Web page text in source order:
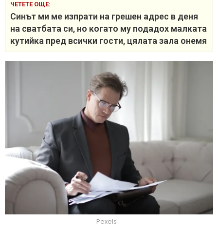
ЧЕТЕТЕ ОЩЕ:
Синът ми ме изпрати на грешен адрес в деня
на сватбата си, но когато му подадох малката
кутийка пред всички гости, цялата зала онемя
Pexels